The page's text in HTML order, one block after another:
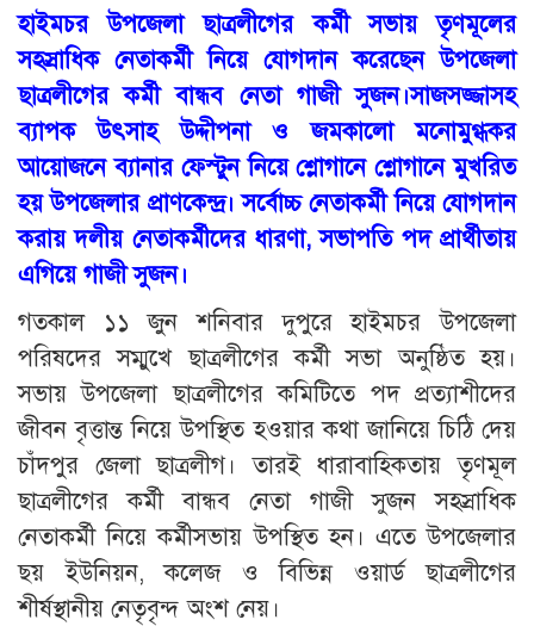
হাইমচর উপজেলা ছাত্রলীগের কর্মী সভায় তৃণমূলের
সহস্রাধিক নেতাকর্মী নিয়ে যোগদান করেছেন উপজেলা
ছাত্রলীগের কর্মী বান্ধব নেতা গাজী সুজন।সাজসজ্জাসহ
ব্যাপক উৎসাহ উদ্দীপনা ও জমকালো মনোমুগ্ধকর
আয়োজনে ব্যানার ফেস্টুন নিয়ে শ্লোগানে শ্লোগানে মুখরিত
হয় উপজেলার প্রাণকেন্দ্র। সর্বোচ্চ নেতাকর্মী নিয়ে যোগদান
করায় দলীয় নেতাকর্মীদের ধারণা, সভাপতি পদ প্রার্থীতায়
এগিয়ে গাজী সুজন।
গতকাল ১১ জুন শনিবার দুপুরে হাইমচর উপজেলা
পরিষদের সম্মুখে ছাত্রলীগের কর্মী সভা অনুষ্ঠিত হয়।
সভায় উপজেলা ছাত্রলীগের কমিটিতে পদ প্রত্যাশীদের
জীবন বৃত্তান্ত নিয়ে উপস্থিত হওয়ার কথা জানিয়ে চিঠি দেয়
চাঁদপুর জেলা ছাত্রলীগ। তারই ধারাবাহিকতায় তৃণমূল
ছাত্রলীগের কর্মী বান্ধব নেতা গাজী সুজন সহস্রাধিক
নেতাকর্মী নিয়ে কর্মীসভায় উপস্থিত হন। এতে উপজেলার
ছয় ইউনিয়ন, কলেজ ও বিভিন্ন ওয়ার্ড ছাত্রলীগের
শীর্ষস্থানীয় নেতৃবৃন্দ অংশ নেয়।